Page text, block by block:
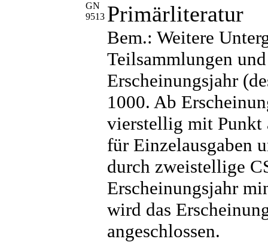
GN
9513 Primärliteratur
Bem.: Weitere
Teilsammlungen
Erscheinungsjahr
1000. Ab
vierstellig mit Punkt
für Einzelausgaben
durch zweistellige
Erscheinungsjahr
wird das
angeschlossen.